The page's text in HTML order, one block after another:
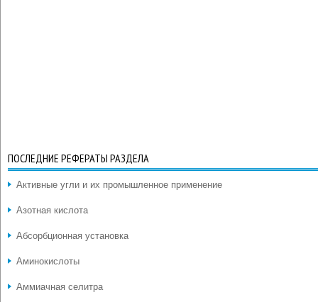
ПОСЛЕДНИЕ РЕФЕРАТЫ РАЗДЕЛА
Активные угли и их промышленное применение
Азотная кислота
Абсорбционная установка
Аминокислоты
Аммиачная селитра